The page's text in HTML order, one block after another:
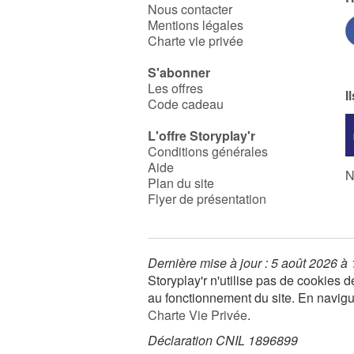
Nous contacter
Mentions légales
Charte vie privée
S'abonner
Les offres
Code cadeau
L'offre Storyplay'r
Conditions générales
Aide
Plan du site
Flyer de présentation
Dernière mise à jour : 5 août 2026 à
Storyplay'r n'utilise pas de cookies
au fonctionnement du site. En
Charte Vie Privée.
Déclaration CNIL 1896899